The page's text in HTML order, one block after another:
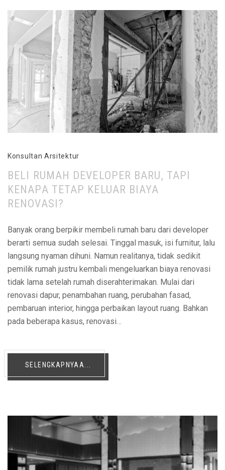
Konsultan Arsitektur
BELI RUMAH DEVELOPER BARU, TAPI
KENAPA TETAP KELUAR BIAYA
RENOVASI?
Banyak orang berpikir membeli rumah baru dari developer
berarti semua sudah selesai. Tinggal masuk, isi furnitur, lalu
langsung nyaman dihuni. Namun realitanya, tidak sedikit
pemilik rumah justru kembali mengeluarkan biaya renovasi
tidak lama setelah rumah diserahterimakan. Mulai dari
renovasi dapur, penambahan ruang, perubahan fasad,
pembaruan interior, hingga perbaikan layout ruang. Bahkan
pada beberapa kasus, renovasi…
SELENGKAPNYAA...